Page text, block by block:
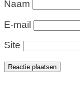
Naam
E-mail
Site